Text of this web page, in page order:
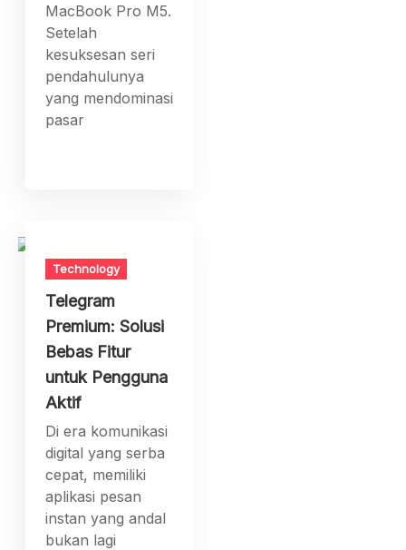
MacBook Pro M5.
Setelah
kesuksesan seri
pendahulunya
yang mendominasi
pasar
Technology
Telegram
Premium: Solusi
Bebas Fitur
untuk Pengguna
Aktif
Di era komunikasi
digital yang serba
cepat, memiliki
aplikasi pesan
instan yang andal
bukan lagi